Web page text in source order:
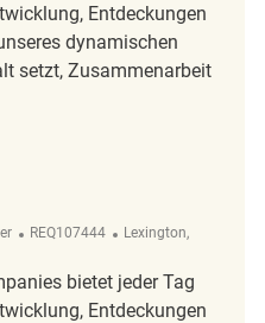
Entdeckungen
dynamischen
setzt, Zusammenarbeit
ReqId
REQ107444 Ort
Lexington,
bietet jeder Tag
Entdeckungen